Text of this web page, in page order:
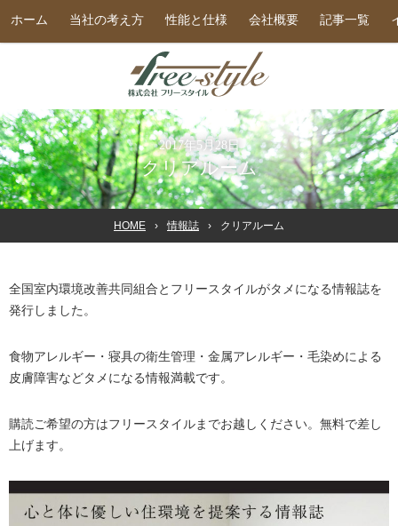
ホーム 当社の考え方 性能と仕様 会社概要 記事一覧
2017年5月28日
クリアルーム
HOME 情報誌 クリアルーム
全国室内環境改善共同組合とフリースタイルがタメになる情報誌を
発行しました。
食物アレルギー・寝具の衛生管理・金属アレルギー・毛染めによる
皮膚障害などタメになる情報満載です。
購読ご希望の方はフリースタイルまでお越しください。無料で差し
上げます。